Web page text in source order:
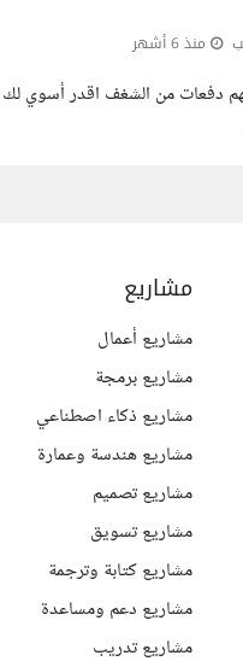
منذ 6 أشهر
دفعات من الشغف اقدر
مشاريع
مشاريع أعمال
مشاريع برمجة
مشاريع ذكاء اصطناعي
مشاريع هندسة وعمارة
مشاريع تصميم
مشاريع تسويق
مشاريع كتابة وترجمة
مشاريع دعم ومساعدة
مشاريع تدريب